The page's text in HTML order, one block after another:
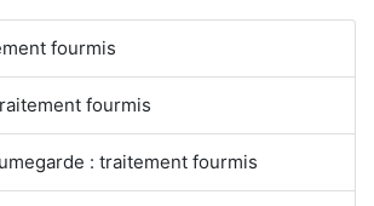
fourmis
fourmis
: traitement fourmis